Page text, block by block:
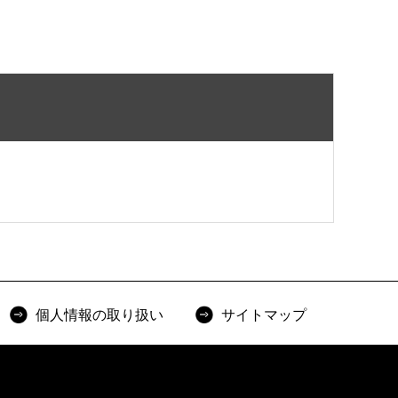
個人情報の取り扱い サイトマップ